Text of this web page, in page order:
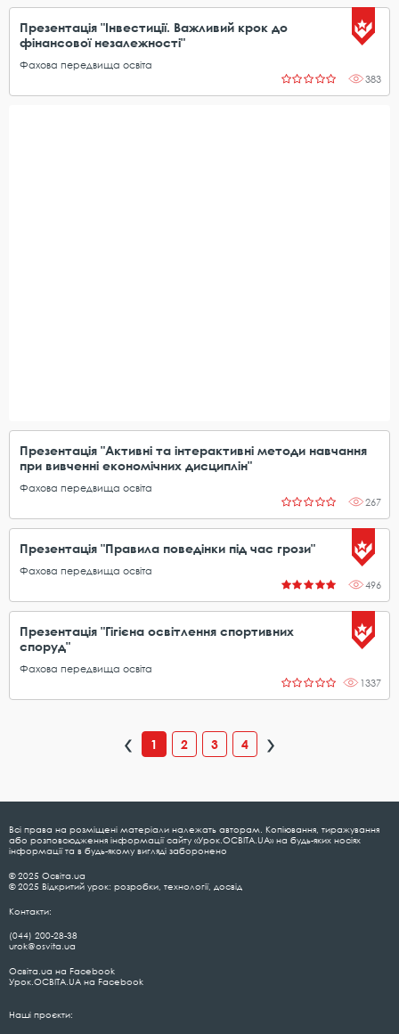
Презентація "Інвестиції. Важливий крок до
фінансової незалежності"
Фахова передвища освіта
383
Презентація "Активні та інтерактивні методи навчання
при вивченні економічних дисциплін"
Фахова передвища освіта
267
Презентація "Правила поведінки під час грози"
Фахова передвища освіта
496
Презентація "Гігієна освітлення спортивних
споруд"
Фахова передвища освіта
1337
1 2 3 4
Всі права на розміщені матеріали належать авторам. Копіювання, тиражування
або розповсюдження інформації сайту «Урок.ОСВІТА.UA» на будь-яких носіях
інформації та в будь-якому вигляді заборонено
© 2025 Освіта.ua
© 2025 Відкритий урок: розробки, технології, досвід
Контакти:
(044) 200-28-38
urok@osvita.ua
Освіта.ua на Facebook
Урок.ОСВІТА.UA на Facebook
Наші проєкти: